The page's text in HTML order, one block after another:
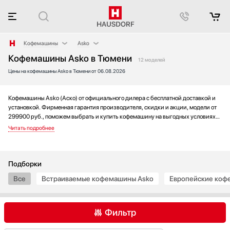
Кофемашины
Аксессуары
Аксессуары и принадлежности
Аромастанции
Барбекю
Варочные панели
Варочные центры
Asko
AEG
Barazza
BORK
Bosch
Gaggenau
Hyundai
Кофемашины Asko в Тюмени
12 моделей
Цены на кофемашины Asko в Тюмени от 06.08.2026
Кофемашины Asko (Аско) от официального дилера с бесплатной доставкой и
установкой. Фирменная гарантия производителя, скидки и акции, модели от
299900 руб., поможем выбрать и купить кофемашину на выгодных условиях
без переплаты. Новинки и хиты года, отзывы покупателей и мнения
Подборки
Все
Встраиваемые кофемашины Asko Европейские
Фильтр